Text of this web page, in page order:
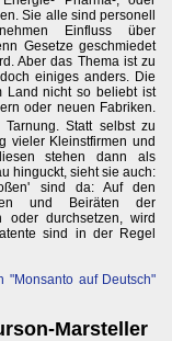
Sie alle sind personell
Einfluss über
Gesetze geschmiedet
Aber das Thema ist zu
einiges anders. Die
Land nicht so beliebt ist
oder neuen Fabriken.
Statt selbst zu
vieler Kleinstfirmen und
stehen dann als
hinguckt, sieht sie auch:
sind da: Auf den
und Beiräten der
oder durchsetzen, wird
sind in der Regel
"Monsanto auf Deutsch"
Marsteller